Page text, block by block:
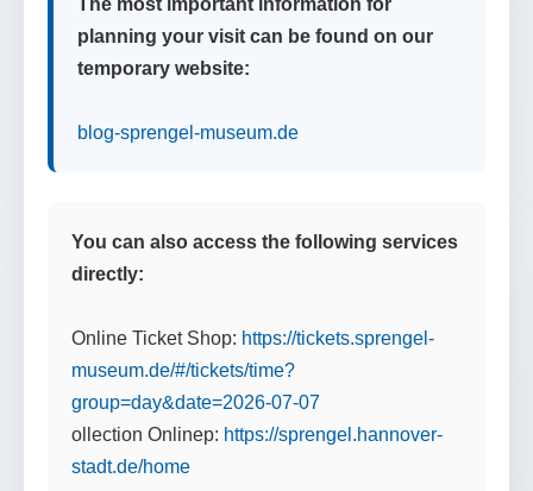
The most important information for
planning your visit can be found on our
temporary website:
blog-sprengel-museum.de
You can also access the following services
directly:
Online Ticket Shop: https://tickets.sprengel-
museum.de/#/tickets/time?
group=day&date=2026-07-07
ollection Onlinep: https://sprengel.hannover-
stadt.de/home